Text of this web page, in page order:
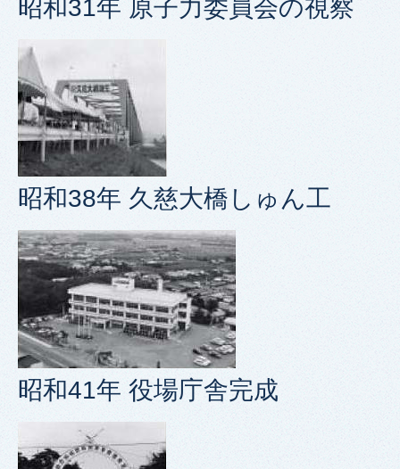
昭和31年 原子力委員会の視察
昭和38年 久慈大橋しゅん工
昭和41年 役場庁舎完成